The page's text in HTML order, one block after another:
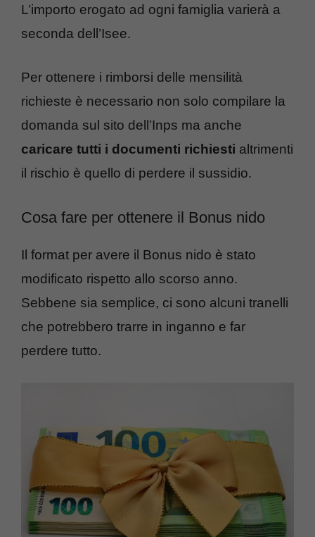
L’importo erogato ad ogni famiglia varierà a
seconda dell’Isee.
Per ottenere i rimborsi delle mensilità
richieste è necessario non solo compilare la
domanda sul sito dell’Inps ma anche
caricare tutti i documenti richiesti altrimenti
il rischio è quello di perdere il sussidio.
Cosa fare per ottenere il Bonus nido
Il format per avere il Bonus nido è stato
modificato rispetto allo scorso anno.
Sebbene sia semplice, ci sono alcuni tranelli
che potrebbero trarre in inganno e far
perdere tutto.